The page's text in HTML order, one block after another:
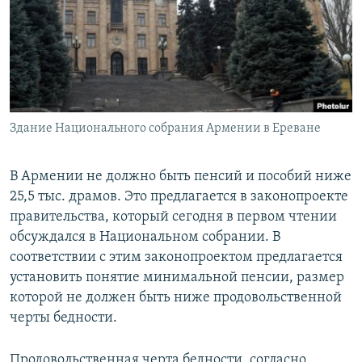
Հայերեն
English
Русский
Все сайты Радио Азатутюн
Здание Национального собрания Армении в Ереване
В Армении не должно быть пенсий и пособий ниже
25,5 тыс. драмов. Это предлагается в законопроекте
правительства, который сегодня в первом чтении
обсуждался в Национальном собрании. В
соответствии с этим законопроектом предлагается
установить понятие минимальной пенсии, размер
которой не должен быть ниже продовольственной
черты бедности.